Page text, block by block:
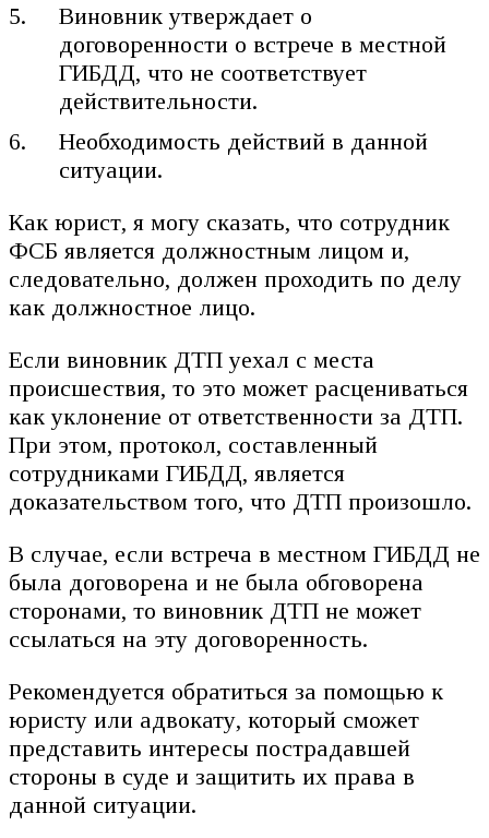
Виновник утверждает о
договоренности о встрече в местной
ГИБДД, что не соответствует
действительности.
Необходимость действий в данной
ситуации.
Как юрист, я могу сказать, что сотрудник
ФСБ является должностным лицом и,
следовательно, должен проходить по делу
как должностное лицо.
Если виновник ДТП уехал с места
происшествия, то это может расцениваться
как уклонение от ответственности за ДТП.
При этом, протокол, составленный
сотрудниками ГИБДД, является
доказательством того, что ДТП произошло.
В случае, если встреча в местном ГИБДД не
была договорена и не была обговорена
сторонами, то виновник ДТП не может
ссылаться на эту договоренность.
Рекомендуется обратиться за помощью к
юристу или адвокату, который сможет
представить интересы пострадавшей
стороны в суде и защитить их права в
данной ситуации.